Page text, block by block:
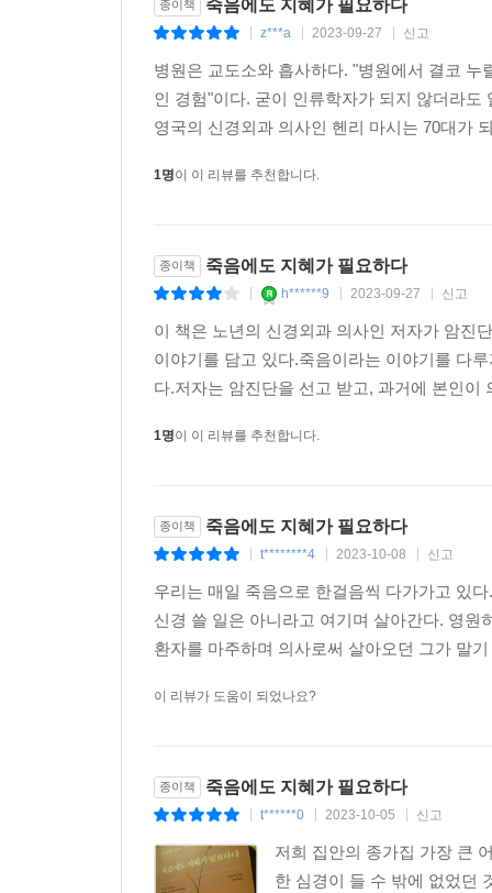
종이책 죽음에도 지혜가 필요하다
z***a 2023-09-27 신고
병원은 교도소와 흡사하다. "병원에서 결코
인 경험"이다. 굳이 인류학자가 되지 않더라
영국의 신경외과 의사인 헨리 마시는 70대가
1명이 이 리뷰를 추천합니다.
종이책 죽음에도 지혜가 필요하다
h******9 2023-09-27 신고
이 책은 노년의 신경외과 의사인 저자가 암진
이야기를 담고 있다.죽음이라는 이야기를 다
다.저자는 암진단을 선고 받고, 과거에 본인
1명이 이 리뷰를 추천합니다.
종이책 죽음에도 지혜가 필요하다
t********4 2023-10-08 신고
우리는 매일 죽음으로 한걸음씩 다가가고 있
신경 쓸 일은 아니라고 여기며 살아간다. 영
환자를 마주하며 의사로써 살아오던 그가 말
이 리뷰가 도움이 되었나요?
종이책 죽음에도 지혜가 필요하다
t******0 2023-10-05 신고
저희 집안의 종가집 가장 큰
한 심경이 들 수 밖에 없었던